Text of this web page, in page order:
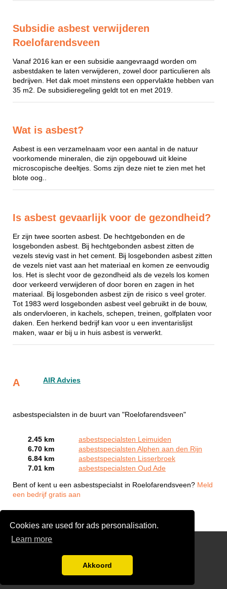
Cookies are used for ads personalisation.
Learn more
Akkoord
Subsidie asbest verwijderen
Roelofarendsveen
Vanaf 2016 kan er een subsidie aangevraagd worden om
asbestdaken te laten verwijderen, zowel door particulieren als
bedrijven. Het dak moet minstens een oppervlakte hebben van
35 m2. De subsidieregeling geldt tot en met 2019.
Wat is asbest?
Asbest is een verzamelnaam voor een aantal in de natuur
voorkomende mineralen, die zijn opgebouwd uit kleine
microscopische deeltjes. Soms zijn deze niet te zien met het
blote oog..
Is asbest gevaarlijk voor de gezondheid?
Er zijn twee soorten asbest. De hechtgebonden en de
losgebonden asbest. Bij hechtgebonden asbest zitten de
vezels stevig vast in het cement. Bij losgebonden asbest zitten
de vezels niet vast aan het materiaal en komen ze eenvoudig
los. Het is slecht voor de gezondheid als de vezels los komen
door verkeerd verwijderen of door boren en zagen in het
materiaal. Bij losgebonden asbest zijn de risico s veel groter.
Tot 1983 werd losgebonden asbest veel gebruikt in de bouw,
als ondervloeren, in kachels, schepen, treinen, golfplaten voor
daken. Een herkend bedrijf kan voor u een inventarislijst
maken, waar er bij u in huis asbest is verwerkt.
A AIR Advies
asbestspecialsten in de buurt van "Roelofarendsveen"
2.45 km
asbestspecialsten Leimuiden
6.70 km
asbestspecialsten Alphen aan den Rijn
6.84 km
asbestspecialsten Lisserbroek
7.01 km
asbestspecialsten Oud Ade
Bent of kent u een asbestspecialst in Roelofarendsveen? Meld
een bedrijf gratis aan
Offerte aanvragen